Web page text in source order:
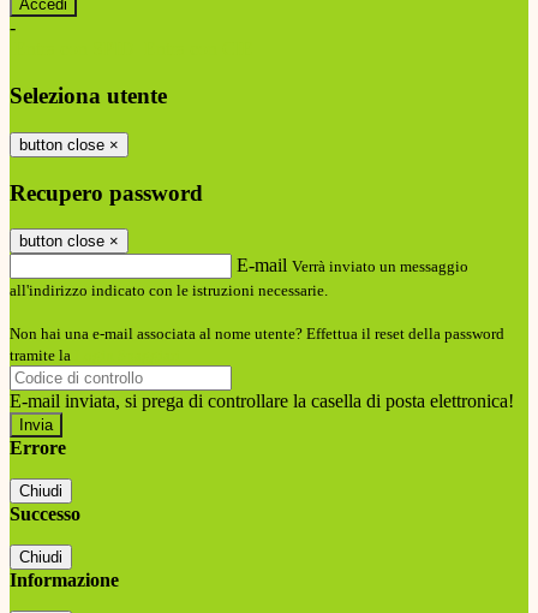
-
Seleziona utente
button close ×
Recupero password
button close ×
E-mail Verrà inviato un messaggio
all'indirizzo indicato con le istruzioni necessarie.
Non hai una e-mail associata al nome utente? Effettua il reset della password
tramite la
E-mail inviata, si prega di controllare la casella di posta elettronica!
Errore
Chiudi
Successo
Chiudi
Informazione